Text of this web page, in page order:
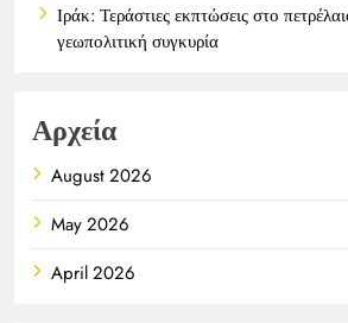
Ιράκ: Τεράστιες εκπτώσεις στο
γεωπολιτική συγκυρία
Αρχεία
August 2026
May 2026
April 2026